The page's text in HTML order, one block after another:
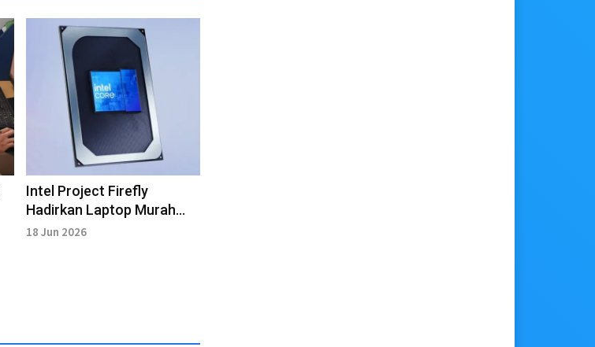
Intel Project Firefly
Hadirkan Laptop Murah
Premium
18 Jun 2026